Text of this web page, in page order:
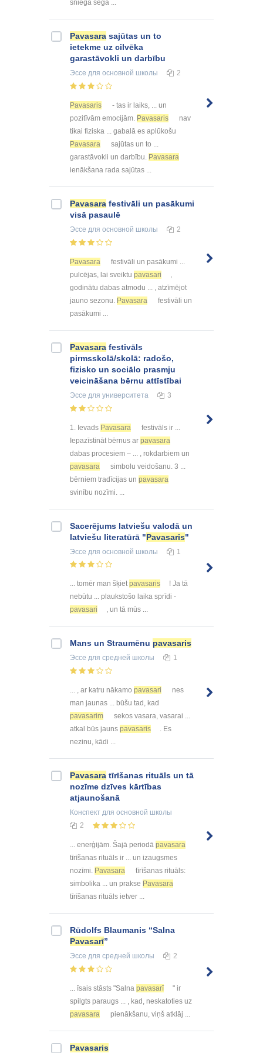
sniega sega ...
Pavasara sajūtas un to
ietekme uz cilvēka
garastāvokli un darbību
Эссе для основной школы 2
Pavasaris
- tas ir laiks, ... un
pozitīvām emocijām. Pavasaris
nav
tikai fiziska ... gabalā es aplūkošu
Pavasara
sajūtas un to ...
garastāvokli un darbību. Pavasara
ienākšana rada sajūtas ...
Pavasara festivāli un pasākumi
visā pasaulē
Эссе для основной школы 2
Pavasara
festivāli un pasākumi ...
pulcējas, lai sveiktu pavasari
godinātu dabas atmodu ... , atzīmējot
jauno sezonu. Pavasara
festivāli un
pasākumi ...
Pavasara festivāls
pirmsskolā/skolā: radošo,
fizisko un sociālo prasmju
veicināšana bērnu attīstībai
Эссе для университета 3
1. Ievads Pavasara
festivāls ir ...
Iepazīstināt bērnus ar pavasara
dabas procesiem – ... , rokdarbiem un
pavasara
simbolu veidošanu. 3 ...
bērniem tradīcijas un pavasara
svinību nozīmi. ...
Sacerējums latviešu valodā un
latviešu literatūrā "Pavasaris"
Эссе для основной школы 1
... tomēr man šķietpavasaris
! Ja tā
nebūtu ... plaukstošo laika sprīdi -
pavasari
, un tā mūs ...
Mans un Straumēnu pavasaris
Эссе для средней школы 1
... , ar katru nākamo pavasari
nes
man jaunas ... būšu tad, kad
pavasarim
sekos vasara, vasarai ...
atkal būs jauns pavasaris
. Es
nezinu, kādi ...
Pavasara tīrīšanas rituāls un tā
nozīme dzīves kārtības
atjaunošanā
Конспект для основной школы
2
... enerģijām. Šajā periodā pavasara
tīrīšanas rituāls ir ... un izaugsmes
nozīmi. Pavasara
tīrīšanas rituāls:
simbolika ... un prakse Pavasara
tīrīšanas rituāls ietver ...
Rūdolfs Blaumanis “Salna
Pavasarī”
Эссе для средней школы 2
... īsais stāsts "Salna pavasarī
" ir
spilgts paraugs ... , kad, neskatoties uz
pavasara
pienākšanu, viņš atklāj ...
Pavasaris